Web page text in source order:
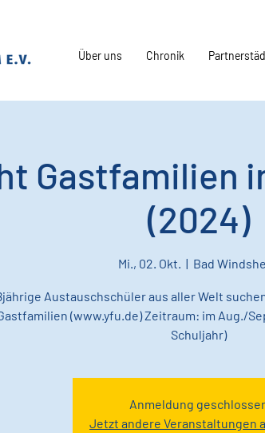
Über uns Chronik
Gastfamilien
(2024)
Mi., 02. Okt.
  |
Bad
Austauschschüler aus aller Welt
(www.yfu.de) Zeitraum: im Aug./
Schuljahr)
Anmeldung
Jetzt andere Veranstaltungen